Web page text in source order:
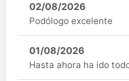
02/08/2026
Podólogo excelente
01/08/2026
Hasta ahora ha ido